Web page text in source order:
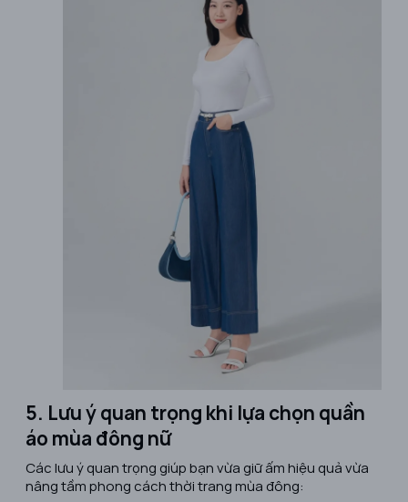
5. Lưu ý quan trọng khi lựa chọn quần
áo mùa đông nữ
Các lưu ý quan trọng giúp bạn vừa giữ ấm hiệu quả vừa
nâng tầm phong cách thời trang mùa đông: